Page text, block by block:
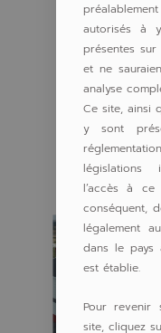
autorisés à
présentes
et ne
analyse
Ce site, ainsi
y sont
législations
l’accès à
conséquent,
légalement
dans le
est établie.
Pour revenir
site, cliquez